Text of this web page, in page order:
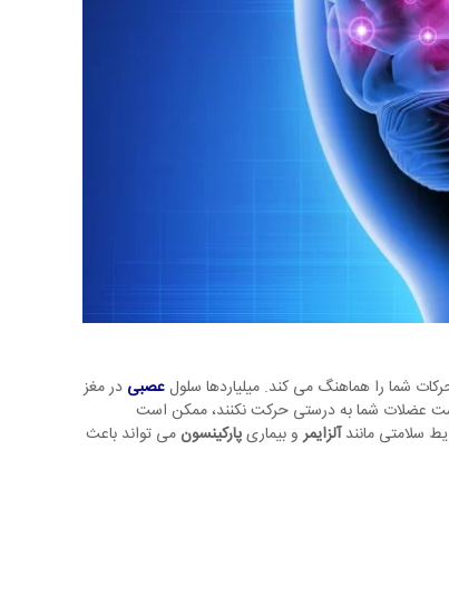
شما را هماهنگ می کند. میلیاردها سلولعصبی در مغز
است عضلات شما به درستی حرکت نکنند، ممکن است
سلامتی مانندآلزایمرو بیماریپارکینسونمی تواند باعث